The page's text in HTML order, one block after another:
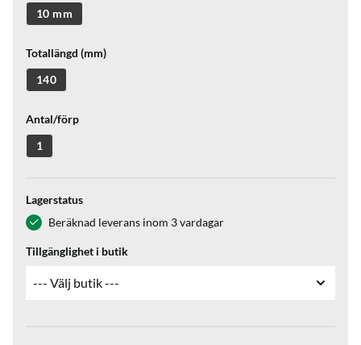
10 mm
Totallängd (mm)
140
Antal/förp
1
Lagerstatus
Beräknad leverans inom 3 vardagar
Tillgänglighet i butik